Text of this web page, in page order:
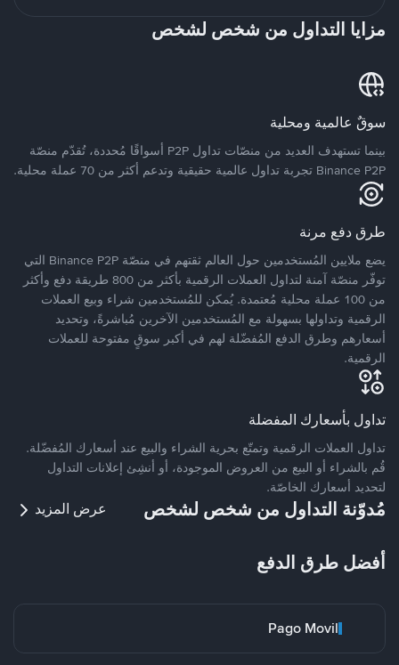
مزايا التداول من شخص لشخص
سوقٌ عالمية ومحلية
بينما تستهدف العديد من منصّات تداول P2P أسواقًا مُحددة، تُقدّم منصّة
Binance P2P تجربة تداول عالمية حقيقية وتدعم أكثر من 70 عملة محلية.
طرق دفع مرنة
يضع ملايين المُستخدمين حول العالم ثقتهم في منصّة Binance P2P التي
توفّر منصّة آمنة لتداول العملات الرقمية بأكثر من 800 طريقة دفع وأكثر
من 100 عملة محلية مُعتمدة. يُمكن للمُستخدمين شراء وبيع العملات
الرقمية وتداولها بسهولة مع المُستخدمين الآخرين مُباشرةً، وتحديد
أسعارهم وطرق الدفع المُفضّلة لهم في أكبر سوقٍ مفتوحة للعملات
الرقمية.
تداول بأسعارك المفضلة
تداول العملات الرقمية وتمتّع بحرية الشراء والبيع عند أسعارك المُفضّلة.
قُم بالشراء أو البيع من العروض الموجودة، أو أنشِئ إعلانات التداول
لتحديد أسعارك الخاصّة.
مُدوّنة التداول من شخص لشخص عرض المزيد
أفضل طرق الدفع
Pago Movil